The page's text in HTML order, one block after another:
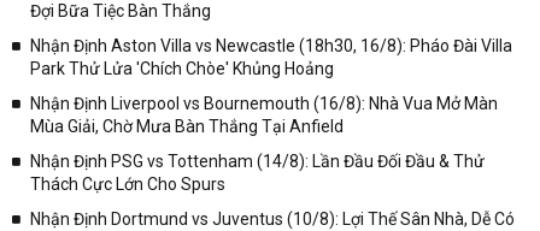
Tại các mùa giải đầu tiên của giải bóng đá cúp Pháp, có tất cả 48
con số đã ngày càng tăng lên đạt đến 1000 và cho đến nay thì đã
có trên 7000 câu lạc bộ bóng đá tham gia thi đấu ở giải đấu này.
Vì số lượng các câu lạc bộ bóng đá tham gia ngày càng tăng lên.
Nên Liên đoàn bóng đá đã đưa ra quyết định tổ chức những vòng
loại được áp dụng cho mùa giải 2019 - 2020. Hơn thế nữa, tại mùa
giải sau đó thì Liên đoàn bóng đá còn có dự định tổ chức thêm
vòng đấu sơ loại thứ 2.
Đợi Bữa Tiệc Bàn Thắng
Nhận Định Aston Villa vs Newcastle (18h30, 16/8): Pháo Đài Villa
Park Thử Lửa 'Chích Chòe' Khủng Hoảng
Nhận Định Liverpool vs Bournemouth (16/8): Nhà Vua Mở Màn
Mùa Giải, Chờ Mưa Bàn Thắng Tại Anfield
Nhận Định PSG vs Tottenham (14/8): Lần Đầu Đối Đầu & Thử
Thách Cực Lớn Cho Spurs
Nhận Định Dortmund vs Juventus (10/8): Lợi Thế Sân Nhà, Dễ Có